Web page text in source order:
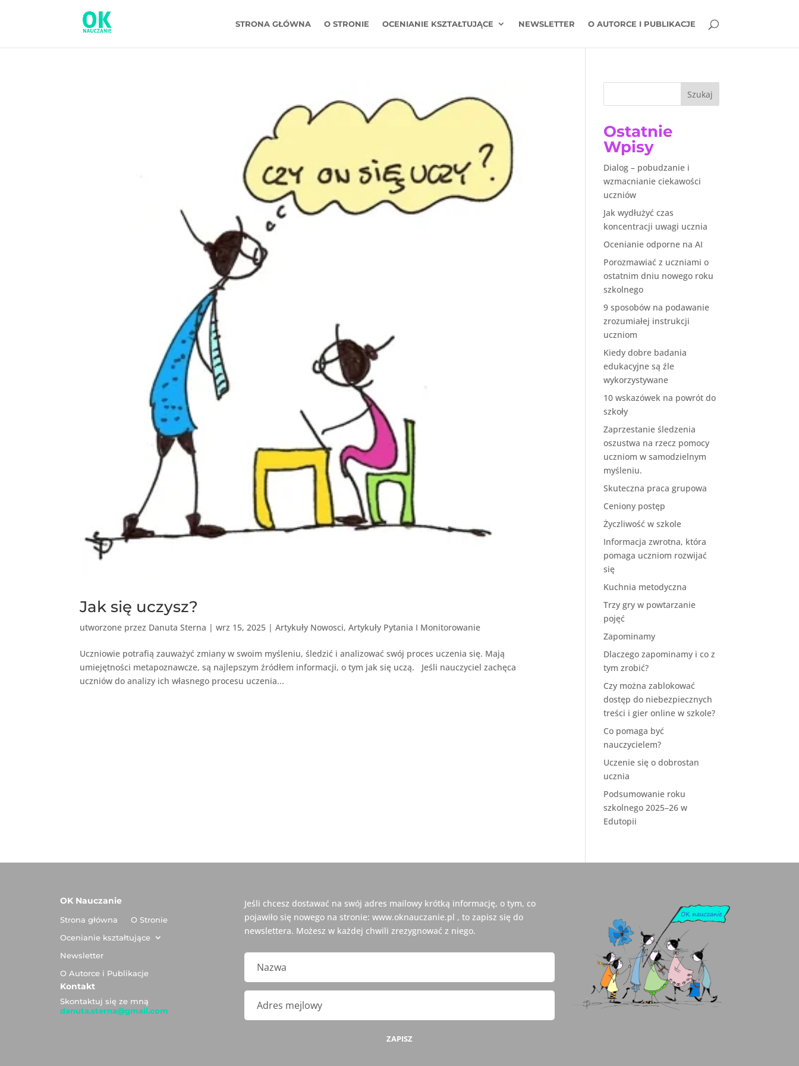
STRONA GŁÓWNA O STRONIE OCENIANIE KSZTAŁTUJĄCE NEWSLETTER O AUTORCE I PUBLIKACJE
Jak się uczysz?
utworzone przez Danuta Sterna |wrz 15, 2025 |Artykuły Nowosci,Artykuły Pytania I Monitorowanie
Uczniowie potrafią zauważyć zmiany w swoim myśleniu, śledzić i analizować swój proces uczenia się. Mają
umiejętności metapoznawcze, są najlepszym źródłem informacji, o tym jak się uczą. Jeśli nauczyciel zachęca
uczniów do analizy ich własnego procesu uczenia...
Szukaj
Ostatnie
Wpisy
Dialog – pobudzanie i
wzmacnianie ciekawości
uczniów
Jak wydłużyć czas
koncentracji uwagi ucznia
Ocenianie odporne na AI
Porozmawiać z uczniami o
ostatnim dniu nowego roku
szkolnego
9 sposobów na podawanie
zrozumiałej instrukcji
uczniom
Kiedy dobre badania
edukacyjne są źle
wykorzystywane
10 wskazówek na powrót do
szkoły
Zaprzestanie śledzenia
oszustwa na rzecz pomocy
uczniom w samodzielnym
myśleniu.
Skuteczna praca grupowa
Ceniony postęp
Życzliwość w szkole
Informacja zwrotna, która
pomaga uczniom rozwijać
się
Kuchnia metodyczna
Trzy gry w powtarzanie
pojęć
Zapominamy
Dlaczego zapominamy i co z
tym zrobić?
Czy można zablokować
dostęp do niebezpiecznych
treści i gier online w szkole?
Co pomaga być
nauczycielem?
Uczenie się o dobrostan
ucznia
Podsumowanie roku
szkolnego 2025–26 w
Edutopii
OK Nauczanie
Strona główna
O Stronie
Ocenianie kształtujące
Newsletter
O Autorce i Publikacje
Kontakt
Skontaktuj się ze mną
danuta.sterna@gmail.com
Jeśli chcesz dostawać na swój adres mailowy krótką informację, o tym, co
pojawiło się nowego na stronie: www.oknauczanie.pl , to zapisz się do
newslettera. Możesz w każdej chwili zrezygnować z niego.
ZAPISZ